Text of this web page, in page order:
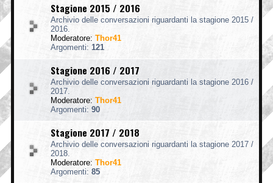
Stagione 2015 / 2016
Archivio delle conversazioni riguardanti la stagione 2015 /
2016.
Moderatore: Thor41
Argomenti: 121
Stagione 2016 / 2017
Archivio delle conversazioni riguardanti la stagione 2016 /
2017.
Moderatore: Thor41
Argomenti: 90
Stagione 2017 / 2018
Archivio delle conversazioni riguardanti la stagione 2017 /
2018.
Moderatore: Thor41
Argomenti: 85